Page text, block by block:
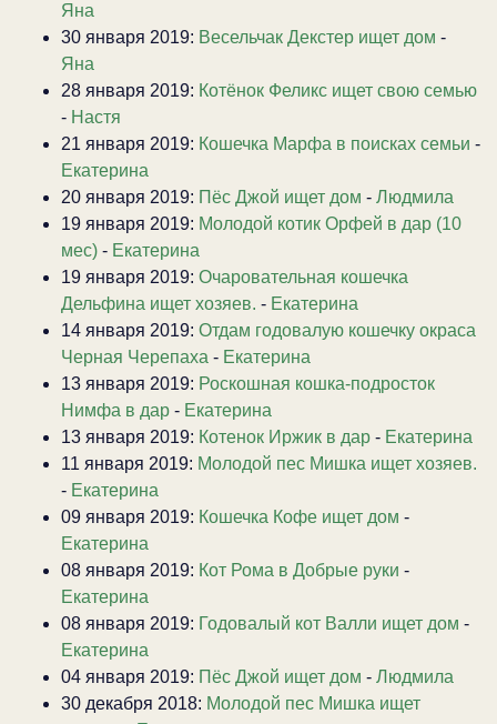
Яна
30 января 2019: Весельчак Декстер ищет дом -
Яна
28 января 2019: Котёнок Феликс ищет свою семью
- Настя
21 января 2019: Кошечка Марфа в поисках семьи -
Екатерина
20 января 2019: Пёс Джой ищет дом - Людмила
19 января 2019: Молодой котик Орфей в дар (10
мес) - Екатерина
19 января 2019: Очаровательная кошечка
Дельфина ищет хозяев. - Екатерина
14 января 2019: Отдам годовалую кошечку окраса
Черная Черепаха - Екатерина
13 января 2019: Роскошная кошка-подросток
Нимфа в дар - Екатерина
13 января 2019: Котенок Иржик в дар - Екатерина
11 января 2019: Молодой пес Мишка ищет хозяев.
- Екатерина
09 января 2019: Кошечка Кофе ищет дом -
Екатерина
08 января 2019: Кот Рома в Добрые руки -
Екатерина
08 января 2019: Годовалый кот Валли ищет дом -
Екатерина
04 января 2019: Пёс Джой ищет дом - Людмила
30 декабря 2018: Молодой пес Мишка ищет